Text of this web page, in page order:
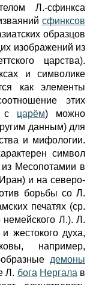
Л.-сфинкса
сфинксов
образцов
изображений из
царства).
и символике
как элементы
этих
с царём) можно
данным) для
и мифологии.
символ
Месопотамии в
и на северо-
борьбы со Л.
печатях (ср.
Л.). Л.
жестокого духа,
например,
демоны
Л. бога Нергала в